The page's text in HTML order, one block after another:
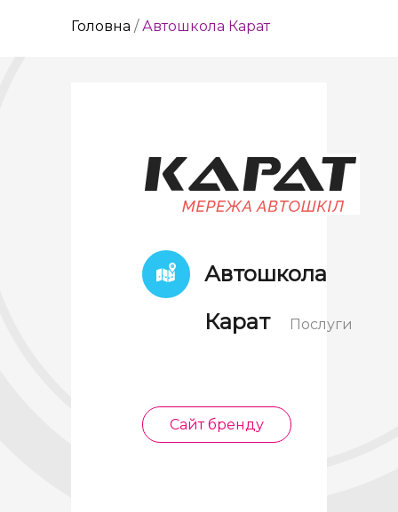
Головна /Автошкола Карат
Автошкола
Карат
Послуги
Сайт бренду